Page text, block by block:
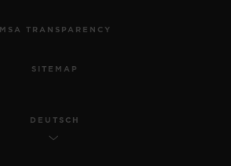
MSA TRANSPARENCY
SITEMAP
DEUTSCH